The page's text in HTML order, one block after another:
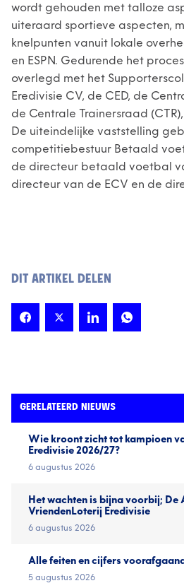
wordt gehouden met talloze
uiteraard sportieve aspecten,
knelpunten vanuit lokale
en ESPN. Gedurende het
overlegd met het
Eredivisie CV, de CED, de
de Centrale Trainersraad
De uiteindelijke vaststelling
competitiebestuur Betaald
de directeur betaald voetbal
directeur van de ECV en de
DIT ARTIKEL DELEN
GERELATEERD NIEUWS
Wie kroont zicht tot kampioen
Eredivisie 2026/27?
6 augustus 2026
Het wachten is bijna voorbij; De
VriendenLoterij Eredivisie
6 augustus 2026
Alle feiten en cijfers
5 augustus 2026